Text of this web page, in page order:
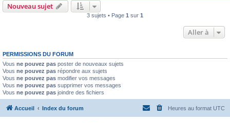
Nouveau sujet
3 sujets • Page 1 sur 1
Aller à
PERMISSIONS DU FORUM
Vous ne pouvez pas poster de nouveaux sujets
Vous ne pouvez pas répondre aux sujets
Vous ne pouvez pas modifier vos messages
Vous ne pouvez pas supprimer vos messages
Vous ne pouvez pas joindre des fichiers
Accueil Index du forum Heures au format UTC